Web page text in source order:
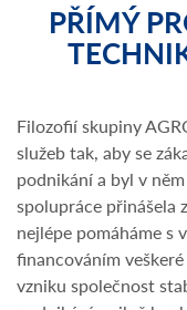
PŘÍMÝ
Filozofií skupiny
služeb tak, aby se
podnikání a byl v
spolupráce přinášela
nejlépe pomáháme s
financováním
vzniku společnost